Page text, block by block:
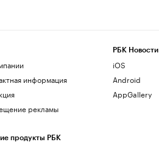
информация
рекламы
продукты РБК
РБК Новости
iOS
Android
AppGallery